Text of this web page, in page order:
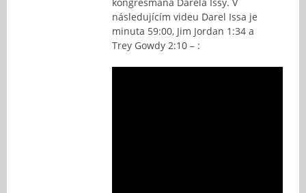
následujícím videu Darel Issa je
minuta 59:00, Jim Jordan 1:34 a
Trey Gowdy 2:10 – :